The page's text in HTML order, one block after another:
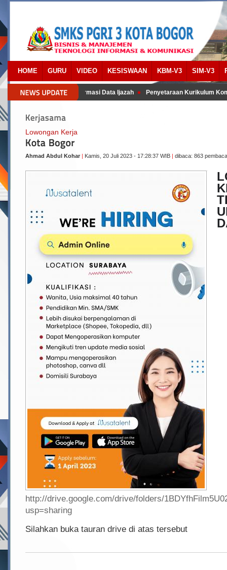
HOME GURU VIDEO KESISWAAN KBM-V3 SIM-V3
Panduan Lengkap Konfirmasi Data Ijazah Penyetaraan Kurikulum
Lowongan Kerja
Ahmad Abdul Kohar | Kamis, 20 Juli 2023 - 17:28:37 WIB | dibaca: 863 pembaca
http://drive.google.com/drive/folders/
usp=sharing
Silahkan buka tauran drive di atas tersebut